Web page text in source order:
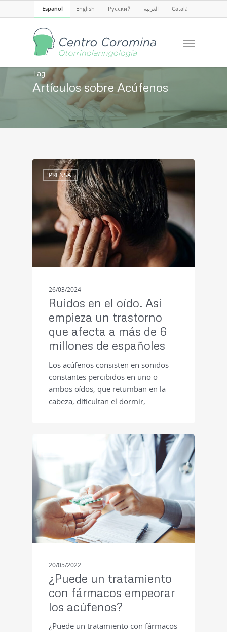
Español English Русский العربية Català
Tag
Artículos sobre Acúfenos
PRENSA
26/03/2024
Ruidos en el oído. Así
empieza un trastorno
que afecta a más de 6
millones de españoles
Los acúfenos consisten en sonidos
constantes percibidos en uno o
ambos oídos, que retumban en la
cabeza, dificultan el dormir,…
20/05/2022
¿Puede un tratamiento
con fármacos empeorar
los acúfenos?
¿Puede un tratamiento con fármacos